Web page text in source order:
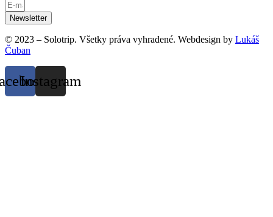
Newsletter
© 2023 – Solotrip. Všetky práva vyhradené. Webdesign by Lukáš
Čuban
Instagram